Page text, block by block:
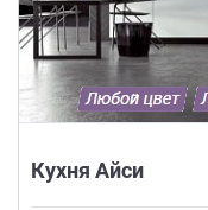
Кухня Айси